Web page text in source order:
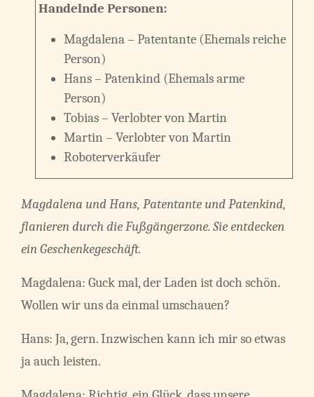
Handelnde Personen:
Magdalena – Patentante (Ehemals reiche
Person)
Hans – Patenkind (Ehemals arme
Person)
Tobias – Verlobter von Martin
Martin – Verlobter von Martin
Roboterverkäufer
Magdalena und Hans, Patentante und Patenkind,
flanieren durch die Fußgängerzone. Sie entdecken
ein Geschenkegeschäft.
Magdalena: Guck mal, der Laden ist doch schön.
Wollen wir uns da einmal umschauen?
Hans: Ja, gern. Inzwischen kann ich mir so etwas
ja auch leisten.